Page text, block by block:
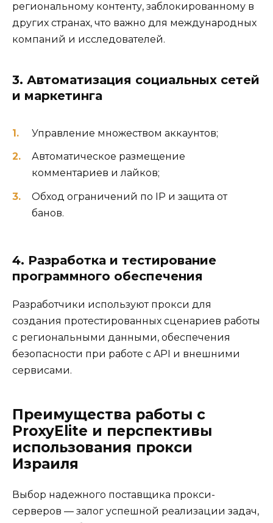
региональному контенту, заблокированному в
других странах, что важно для международных
компаний и исследователей.
3. Автоматизация социальных сетей
и маркетинга
Управление множеством аккаунтов;
Автоматическое размещение
комментариев и лайков;
Обход ограничений по IP и защита от
банов.
4. Разработка и тестирование
программного обеспечения
Разработчики используют прокси для
создания протестированных сценариев работы
с региональными данными, обеспечения
безопасности при работе с API и внешними
сервисами.
Преимущества работы с
ProxyElite и перспективы
использования прокси
Израиля
Выбор надежного поставщика прокси-
серверов — залог успешной реализации задач,